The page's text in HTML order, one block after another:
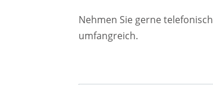
Nehmen Sie gerne
umfangreich.